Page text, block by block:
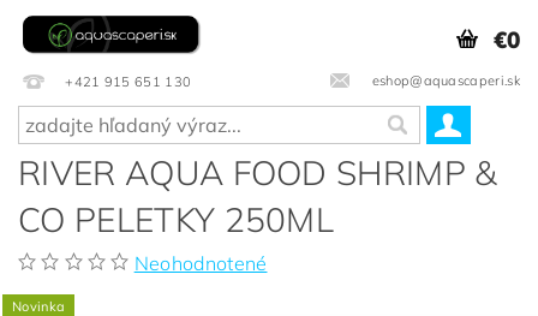
+421 915 651 130 eshop@aquascaperi.sk
€0
RIVER AQUA FOOD SHRIMP &
CO PELETKY 250ML
Neohodnotené
Novinka